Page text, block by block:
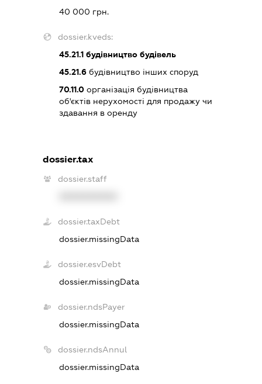
40 000 грн.
dossier.kveds:
45.21.1 будівництво будівель
45.21.6 будівництво інших споруд
70.11.0 організація будівництва
об'єктів нерухомості для продажу чи
здавання в оренду
dossier.tax
dossier.staff
dossier.taxDebt
dossier.missingData
dossier.esvDebt
dossier.missingData
dossier.ndsPayer
dossier.missingData
dossier.ndsAnnul
dossier.missingData